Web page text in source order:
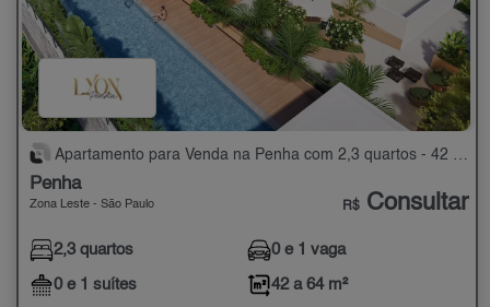
Apartamento para Venda na Penha com 2,3 quartos - 42 a 64 m²
Penha
Zona Leste - São Paulo R$ Consultar
2,3 quartos
0 e 1 suítes
0 e 1 vaga
42 a 64 m²